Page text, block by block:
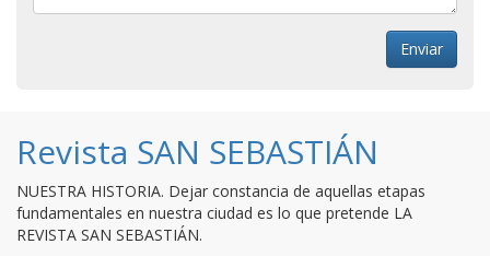
Revista SAN SEBASTIÁN
NUESTRA HISTORIA. Dejar constancia de aquellas etapas
fundamentales en nuestra ciudad es lo que pretende LA
REVISTA SAN SEBASTIÁN.